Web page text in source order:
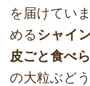
を届けてい
める シャイ
皮ごと食べ
の大粒ぶどう